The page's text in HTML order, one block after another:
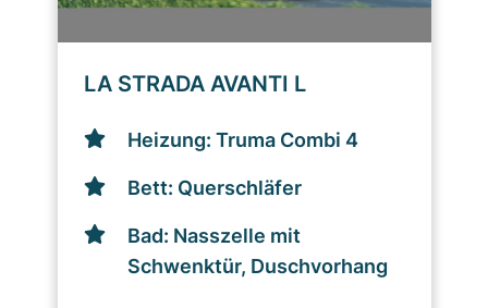
LA STRADA AVANTI L
Heizung: Truma Combi 4
Bett: Querschläfer
Bad: Nasszelle mit
Schwenktür, Duschvorhang